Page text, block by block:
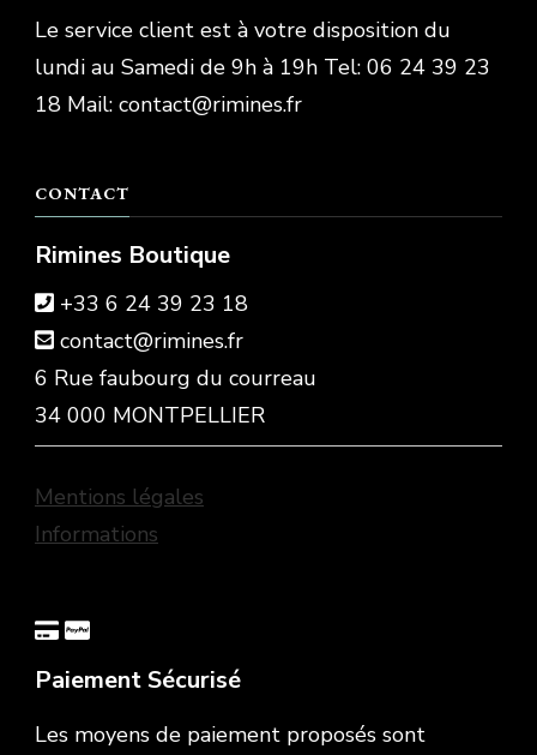
Le service client est à votre disposition du
lundi au Samedi de 9h à 19h Tel: 06 24 39 23
18 Mail: contact@rimines.fr
CONTACT
Rimines Boutique
+33 6 24 39 23 18
contact@rimines.fr
6 Rue faubourg du courreau
34 000 MONTPELLIER
Mentions légales
Informations
Paiement Sécurisé
Les moyens de paiement proposés sont